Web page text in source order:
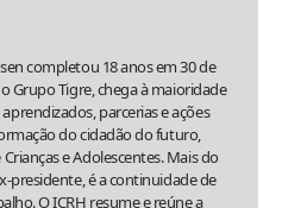
completou 18 anos em 30 de
Grupo Tigre, chega à maioridade
parcerias e ações
do cidadão do futuro,
e Adolescentes. Mais do
presidente, é a continuidade de
O ICRH resume e reúne a